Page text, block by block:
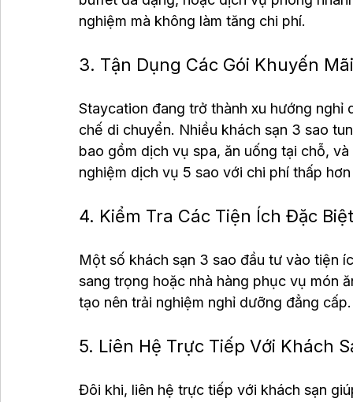
nghiệm mà không làm tăng chi phí.
3. Tận Dụng Các Gói Khuyến
Staycation đang trở thành xu hướng
chế di chuyển. Nhiều khách sạn 3 sao
bao gồm dịch vụ spa, ăn uống tại chỗ,
nghiệm dịch vụ 5 sao với chi phí thấp
4. Kiểm Tra Các Tiện Ích Đặc Biệt
Một số khách sạn 3 sao đầu tư vào tiện
sang trọng hoặc nhà hàng phục vụ món
tạo nên trải nghiệm nghỉ dưỡng đẳng cấp.
5. Liên Hệ Trực Tiếp Với Khách
Đôi khi, liên hệ trực tiếp với khách sạn